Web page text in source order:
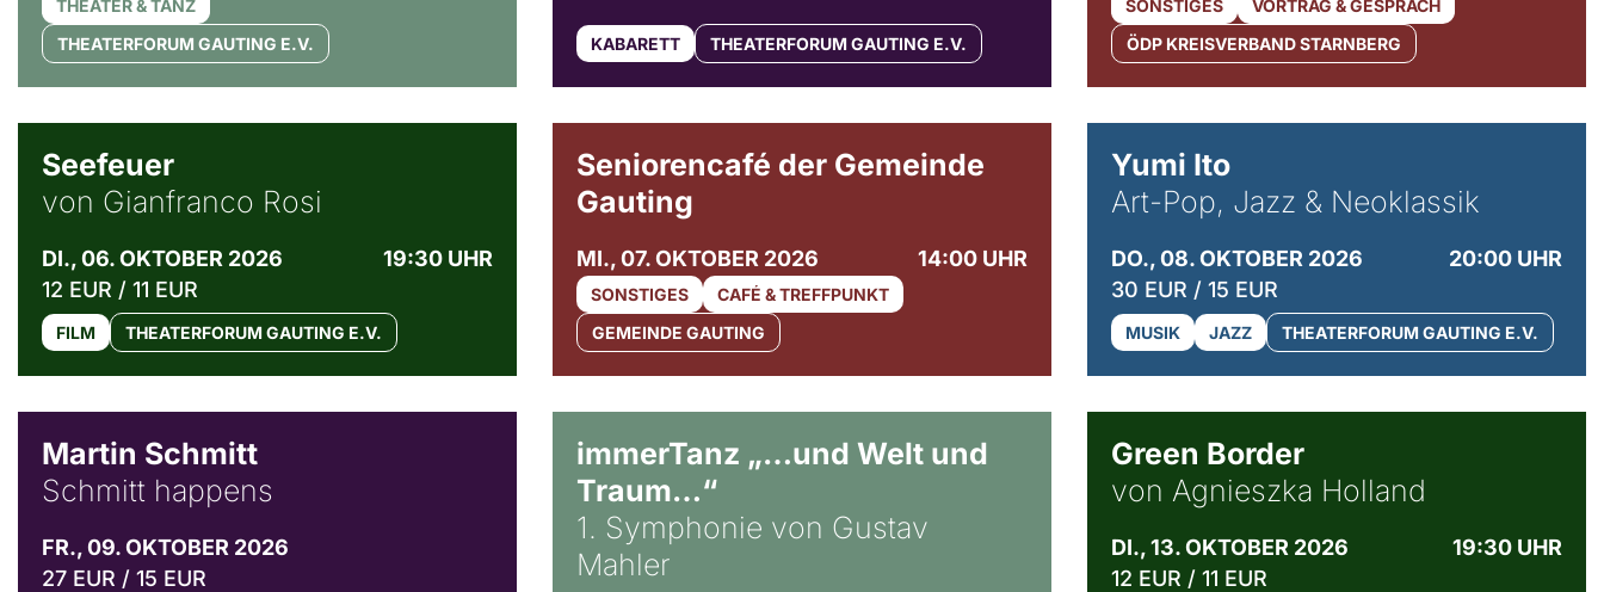
THEATER & TANZ
THEATERFORUM GAUTING E.V.
KABARETT THEATERFORUM GAUTING E.V.
SONSTIGES
VORTRAG & GESPRÄCH
ÖDP KREISVERBAND STARNBERG
Seefeuer
von Gianfranco Rosi
DI., 06. OKTOBER 2026
19:30 UHR
12 EUR / 11 EUR
FILM THEATERFORUM GAUTING E.V.
Seniorencafé der Gemeinde
Gauting
MI., 07. OKTOBER 2026 14:00 UHR
SONSTIGES
CAFÉ & TREFFPUNKT
GEMEINDE GAUTING
Yumi Ito
Art-Pop, Jazz & Neoklassik
DO., 08. OKTOBER 2026
20:00 UHR
30 EUR / 15 EUR
MUSIK JAZZ THEATERFORUM GAUTING E.V.
Martin Schmitt
Schmitt happens
FR., 09. OKTOBER 2026
27 EUR / 15 EUR
immerTanz „…und Welt und
Traum…“
1. Symphonie von Gustav
Mahler
Green Border
von Agnieszka Holland
DI., 13. OKTOBER 2026
19:30 UHR
12 EUR / 11 EUR